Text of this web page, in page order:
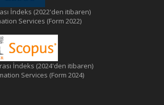
İndeks (2022'den itibaren)
Services (Form 2022)
İndeks (2024'den itibaren)
Services (Form 2024)